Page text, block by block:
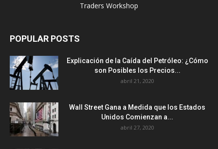
Traders Workshop
POPULAR POSTS
Explicación de la Caída del Petróleo: ¿Cómo
son Posibles los Precios...
abril 21, 2020
Wall Street Gana a Medida que los Estados
Unidos Comienzan a...
abril 27, 2020